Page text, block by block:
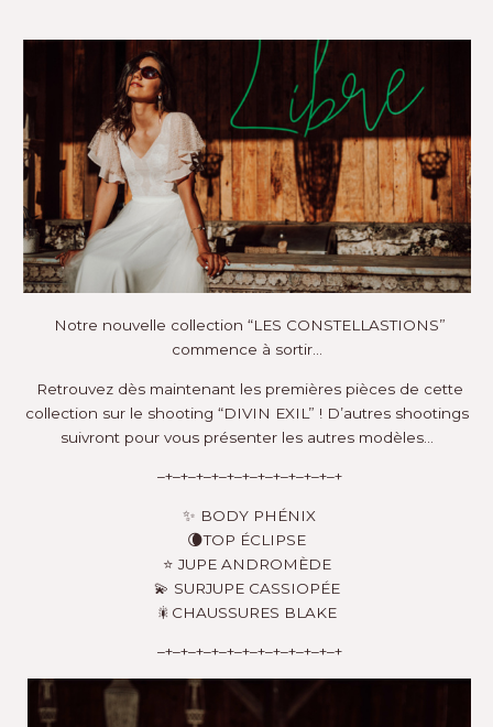
Notre nouvelle collection “LES CONSTELLASTIONS”
commence à sortir…
Retrouvez dès maintenant les premières pièces de cette
collection sur le shooting “DIVIN EXIL” ! D’autres shootings
suivront pour vous présenter les autres modèles…
–+–+–+–+–+–+–+–+–+–+–+–+⁠
✨ BODY PHÉNIX⁠
🌘TOP ÉCLIPSE⁠
⭐ JUPE ANDROMÈDE⁠
💫 SURJUPE CASSIOPÉE⁠
🎇CHAUSSURES BLAKE⁠
–+–+–+–+–+–+–+–+–+–+–+–+⁠